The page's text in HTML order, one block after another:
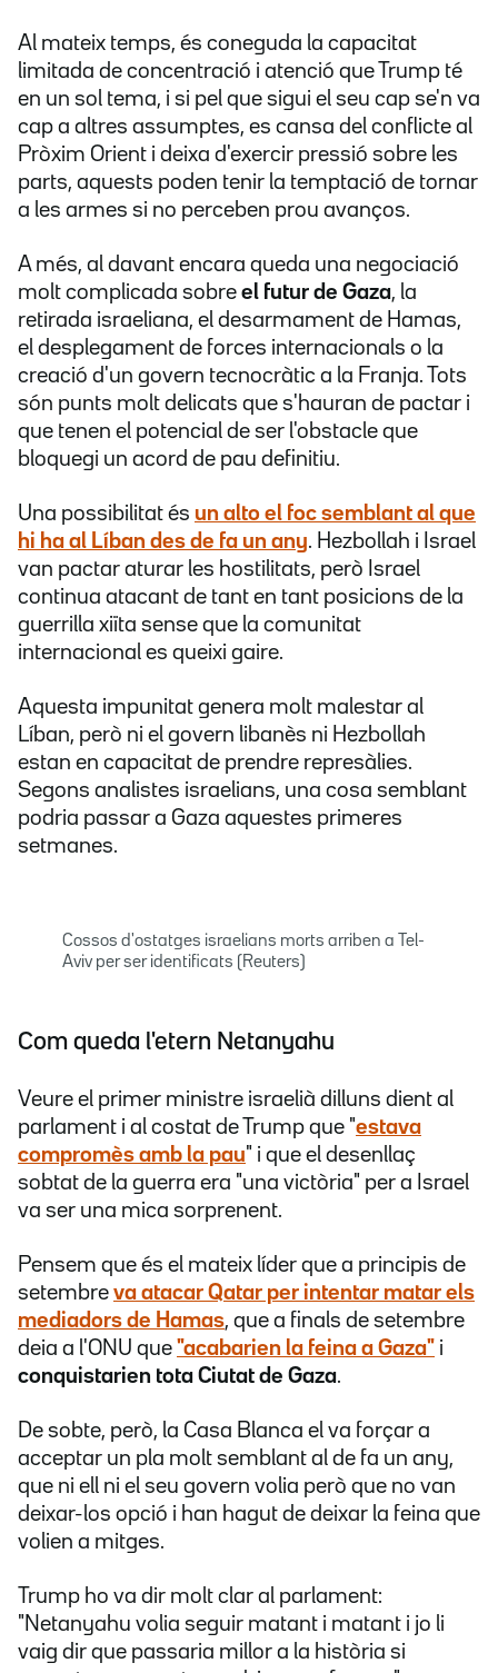
Al mateix temps, és coneguda la capacitat
limitada de concentració i atenció que Trump té
en un sol tema, i si pel que sigui el seu cap se'n va
cap a altres assumptes, es cansa del conflicte al
Pròxim Orient i deixa d'exercir pressió sobre les
parts, aquests poden tenir la temptació de tornar
a les armes si no perceben prou avanços.
A més, al davant encara queda una negociació
molt complicada sobre el futur de Gaza, la
retirada israeliana, el desarmament de Hamas,
el desplegament de forces internacionals o la
creació d'un govern tecnocràtic a la Franja. Tots
són punts molt delicats que s'hauran de pactar i
que tenen el potencial de ser l'obstacle que
bloquegi un acord de pau definitiu.
Una possibilitat és un alto el foc semblant al que
hi ha al Líban des de fa un any. Hezbollah i Israel
van pactar aturar les hostilitats, però Israel
continua atacant de tant en tant posicions de la
guerrilla xiïta sense que la comunitat
internacional es queixi gaire.
Aquesta impunitat genera molt malestar al
Líban, però ni el govern libanès ni Hezbollah
estan en capacitat de prendre represàlies.
Segons analistes israelians, una cosa semblant
podria passar a Gaza aquestes primeres
setmanes.
Cossos d'ostatges israelians morts arriben a Tel-
Aviv per ser identificats (Reuters)
Com queda l'etern Netanyahu
Veure el primer ministre israelià dilluns dient al
parlament i al costat de Trump que "estava
compromès amb la pau" i que el desenllaç
sobtat de la guerra era "una victòria" per a Israel
va ser una mica sorprenent.
Pensem que és el mateix líder que a principis de
setembre va atacar Qatar per intentar matar els
mediadors de Hamas, que a finals de setembre
deia a l'ONU que "acabarien la feina a Gaza" i
conquistarien tota Ciutat de Gaza.
De sobte, però, la Casa Blanca el va forçar a
acceptar un pla molt semblant al de fa un any,
que ni ell ni el seu govern volia però que no van
deixar-los opció i han hagut de deixar la feina que
volien a mitges.
Trump ho va dir molt clar al parlament:
"Netanyahu volia seguir matant i matant i jo li
vaig dir que passaria millor a la història si